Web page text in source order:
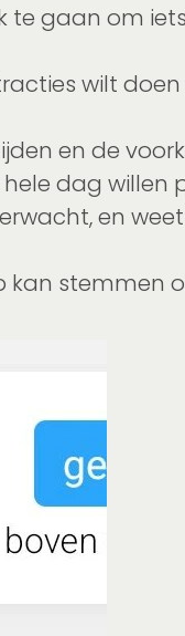
gaan om
wilt
en de
dag
en
stemmen